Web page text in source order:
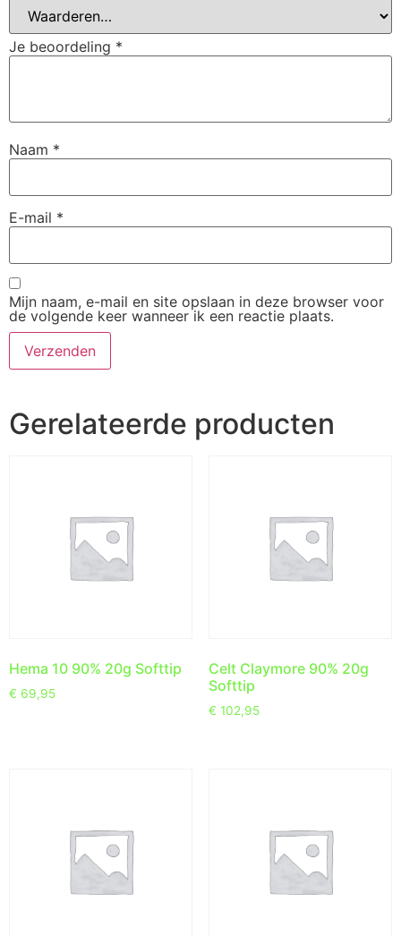
Je beoordeling *
Naam *
E-mail *
Mijn naam, e-mail en site opslaan in deze browser voor
de volgende keer wanneer ik een reactie plaats.
Gerelateerde producten
Hema 10 90% 20g Softtip
€ 69,95
Celt Claymore 90% 20g
Softtip
€ 102,95